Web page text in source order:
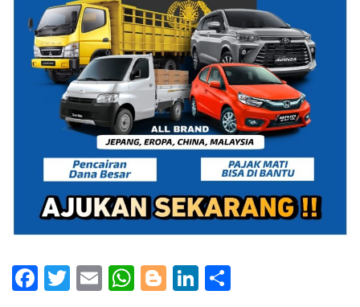
Facebook
Twitter
EmailWhatsApp
Blogger
LinkedIn